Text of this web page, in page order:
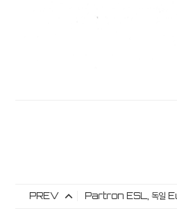
PREV Partron ESL, 독일